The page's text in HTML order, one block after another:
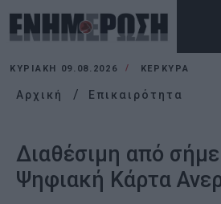
ΚΥΡΙΑΚΉ 09.08.2026 ΚΕΡΚΥΡΑ
Αρχική Επικαιρότητα
Διαθέσιμη από
Ψηφιακή Κάρτα